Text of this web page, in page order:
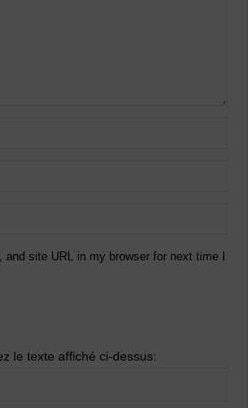
site URL in my browser for next time I
le texte affiché ci-dessus: